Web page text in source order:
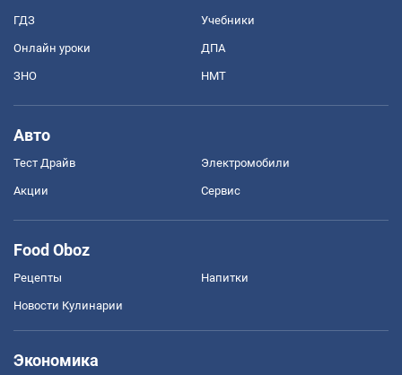
ГДЗ Учебники
Онлайн уроки ДПА
ЗНО НМТ
Авто
Тест Драйв Электромобили
Акции Сервис
Food Oboz
Рецепты Напитки
Новости Кулинарии
Экономика